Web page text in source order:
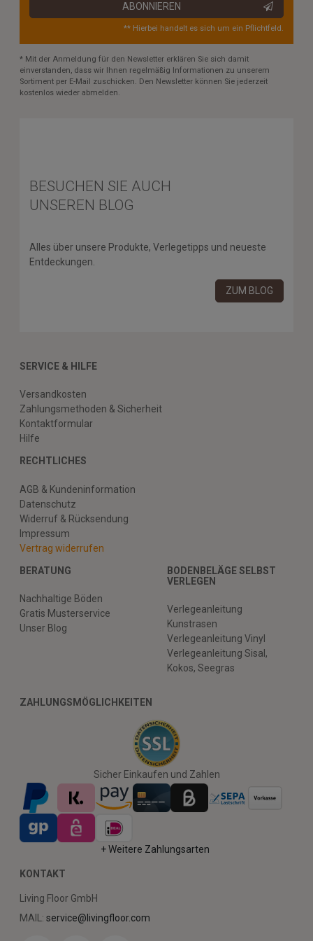
ABONNIEREN
** Hierbei handelt es sich um ein Pflichtfeld.
* Mit der Anmeldung für den Newsletter erklären Sie sich damit
einverstanden, dass wir Ihnen regelmäßig Informationen zu unserem
Sortiment per E-Mail zuschicken. Den Newsletter können Sie jederzeit
kostenlos wieder abmelden.
BESUCHEN SIE AUCH
UNSEREN BLOG
Alles über unsere Produkte, Verlegetipps und neueste
Entdeckungen.
ZUM BLOG
SERVICE & HILFE
Versandkosten
Zahlungsmethoden & Sicherheit
Kontaktformular
Hilfe
RECHTLICHES
AGB & Kundeninformation
Datenschutz
Widerruf & Rücksendung
Impressum
Vertrag widerrufen
BERATUNG
Nachhaltige Böden
Gratis Musterservice
Unser Blog
BODENBELÄGE SELBST
VERLEGEN
Verlegeanleitung
Kunstrasen
Verlegeanleitung Vinyl
Verlegeanleitung Sisal,
Kokos, Seegras
ZAHLUNGSMÖGLICHKEITEN
Sicher Einkaufen und Zahlen
+ Weitere Zahlungsarten
KONTAKT
Living Floor GmbH
MAIL: service@livingfloor.com